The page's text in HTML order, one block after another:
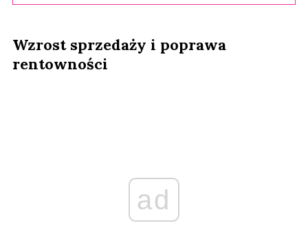
Wzrost sprzedaży i poprawa
rentowności
ad